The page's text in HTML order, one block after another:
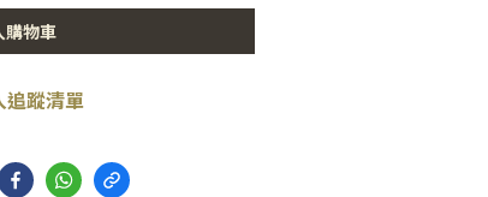
購物車
追蹤清單